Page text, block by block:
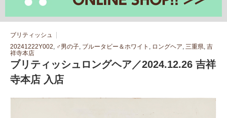
ブリティッシュ
20241222Y002, ♂男の子, ブルータビー＆ホワイト , ロングヘア, 三重県, 吉
祥寺本店
ブリティッシュロングヘア／2024.12.26 吉祥
寺本店 入店